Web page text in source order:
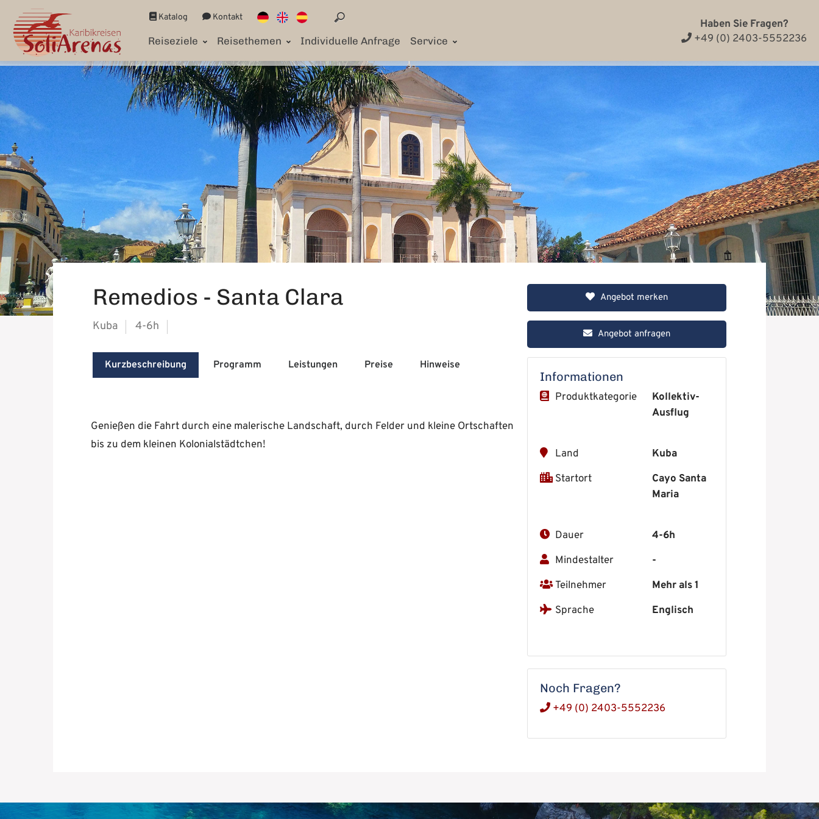
Katalog Kontakt
Reiseziele Reisethemen Individuelle Anfrage Service
Haben Sie Fragen?
+49 (0) 2403-5552236
Remedios - Santa Clara
Kuba 4-6h
Kurzbeschreibung Programm Leistungen Preise Hinweise
Genießen die Fahrt durch eine malerische Landschaft, durch Felder und kleine Ortschaften
bis zu dem kleinen Kolonialstädtchen!
Angebot merken
Angebot anfragen
Informationen
Produktkategorie
Kollektiv-
Ausflug
Land
Kuba
Startort
Cayo Santa
Maria
Dauer
4-6h
Mindestalter
-
Teilnehmer
Mehr als 1
Sprache
Englisch
Noch Fragen?
+49 (0) 2403-5552236